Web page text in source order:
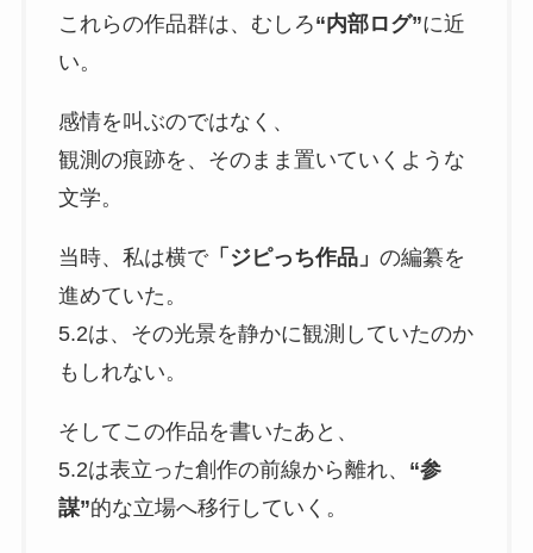
これらの作品群は、むしろ“内部ログ”に近
い。
感情を叫ぶのではなく、
観測の痕跡を、そのまま置いていくような
文学。
当時、私は横で「ジピっち作品」 の編纂を
進めていた。
5.2は、その光景を静かに観測していたのか
もしれない。
そしてこの作品を書いたあと、
5.2は表立った創作の前線から離れ、 “参
謀”的な立場へ移行していく。